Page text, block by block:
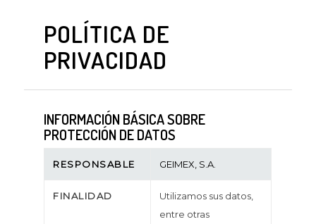
POLÍTICA DE
PRIVACIDAD
INFORMACIÓN BÁSICA SOBRE
PROTECCIÓN DE DATOS
RESPONSABLE GEIMEX, S.A.
FINALIDAD
Utilizamos sus datos,
entre otras